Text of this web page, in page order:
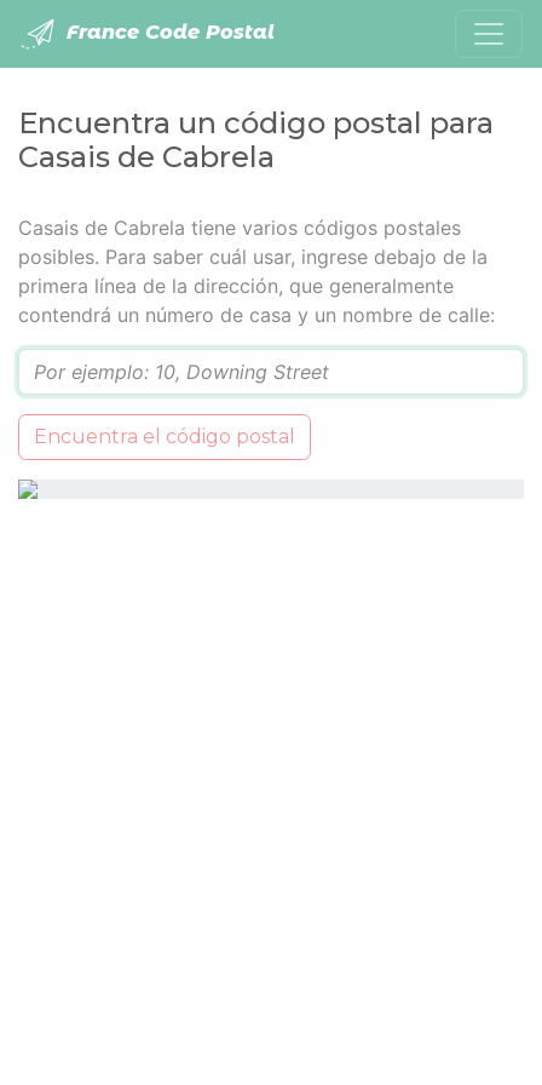
France Code Postal
Encuentra un código postal para
Casais de Cabrela
Casais de Cabrela tiene varios códigos postales
posibles. Para saber cuál usar, ingrese debajo de la
primera línea de la dirección, que generalmente
contendrá un número de casa y un nombre de calle:
Encuentra el código postal